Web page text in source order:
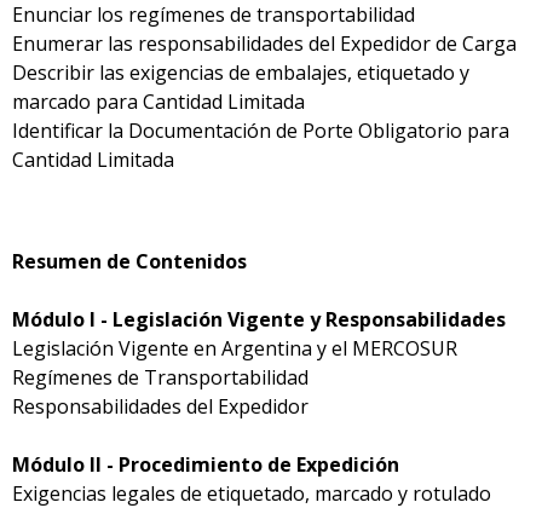
Enunciar los regímenes de transportabilidad
Enumerar las responsabilidades del Expedidor de Carga
Describir las exigencias de embalajes, etiquetado y
marcado para Cantidad Limitada
Identificar la Documentación de Porte Obligatorio para
Cantidad Limitada
Resumen de Contenidos
Módulo I - Legislación Vigente y Responsabilidades
Legislación Vigente en Argentina y el MERCOSUR
Regímenes de Transportabilidad
Responsabilidades del Expedidor
Módulo II - Procedimiento de Expedición
Exigencias legales de etiquetado, marcado y rotulado